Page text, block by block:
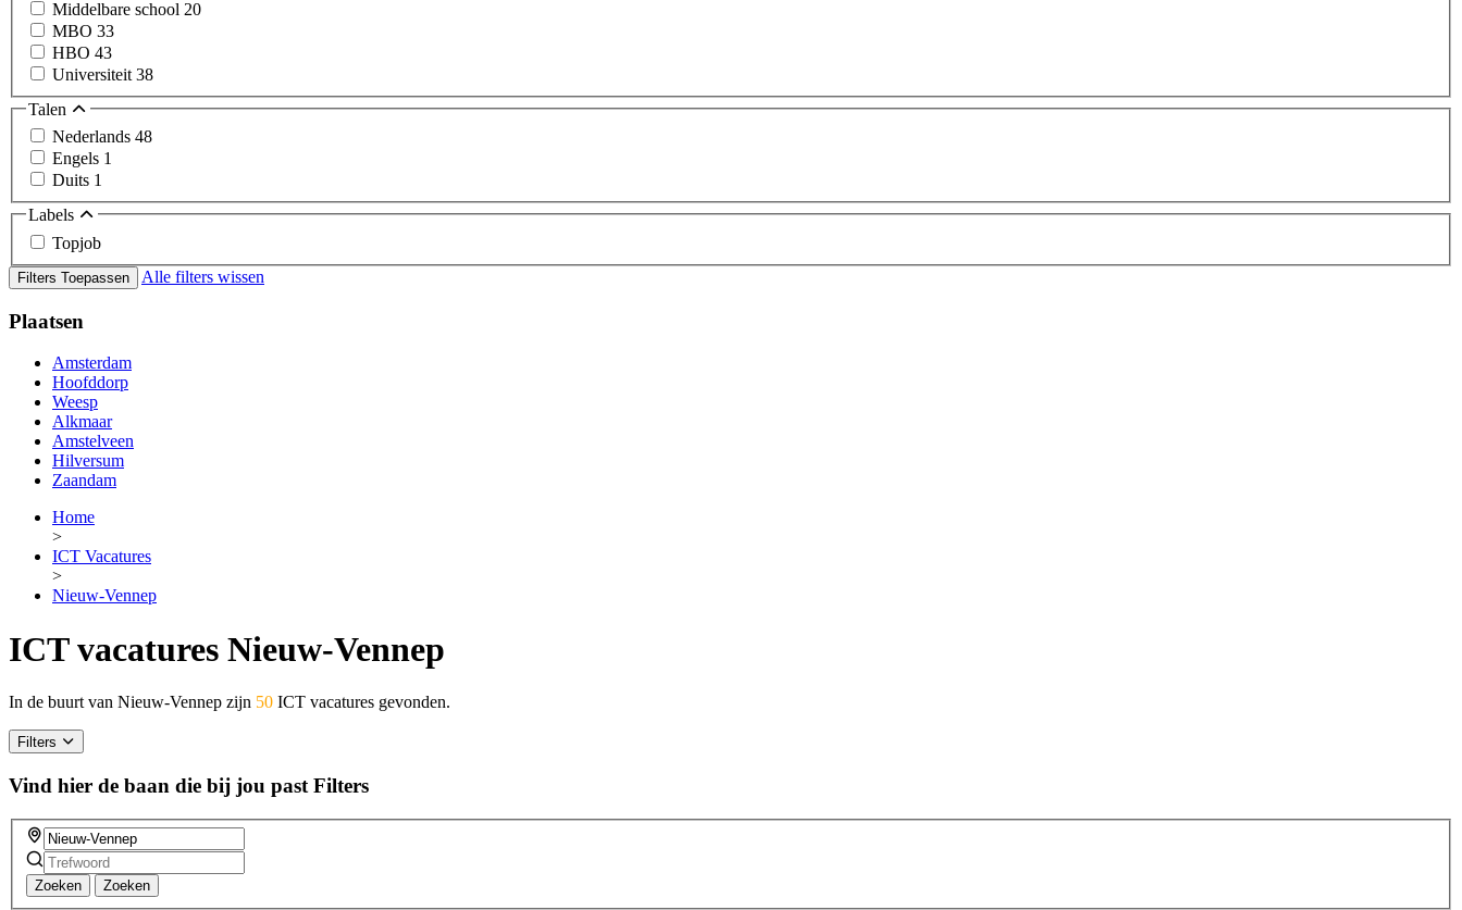
Middelbare school 20
MBO 33
HBO 43
Universiteit 38
Talen
Nederlands 48
Engels 1
Duits 1
Labels
Topjob
Filters Toepassen Alle filters wissen
Plaatsen
Amsterdam
Hoofddorp
Weesp
Alkmaar
Amstelveen
Hilversum
Zaandam
Home
>
ICT Vacatures
>
Nieuw-Vennep
ICT vacatures Nieuw-Vennep
In de buurt van Nieuw-Vennep zijn 50 ICT vacatures gevonden.
Filters
Vind hier de baan die bij jou past Filters
Zoeken Zoeken